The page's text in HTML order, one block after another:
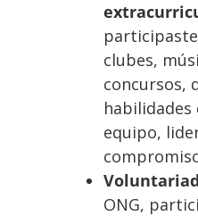
clubes,
concursos,
equipo,
ONG,